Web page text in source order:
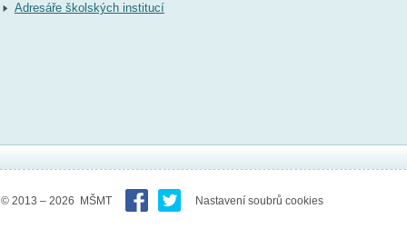
Adresáře školských institucí
© 2013 – 2026 MŠMT Nastavení soubrů cookies